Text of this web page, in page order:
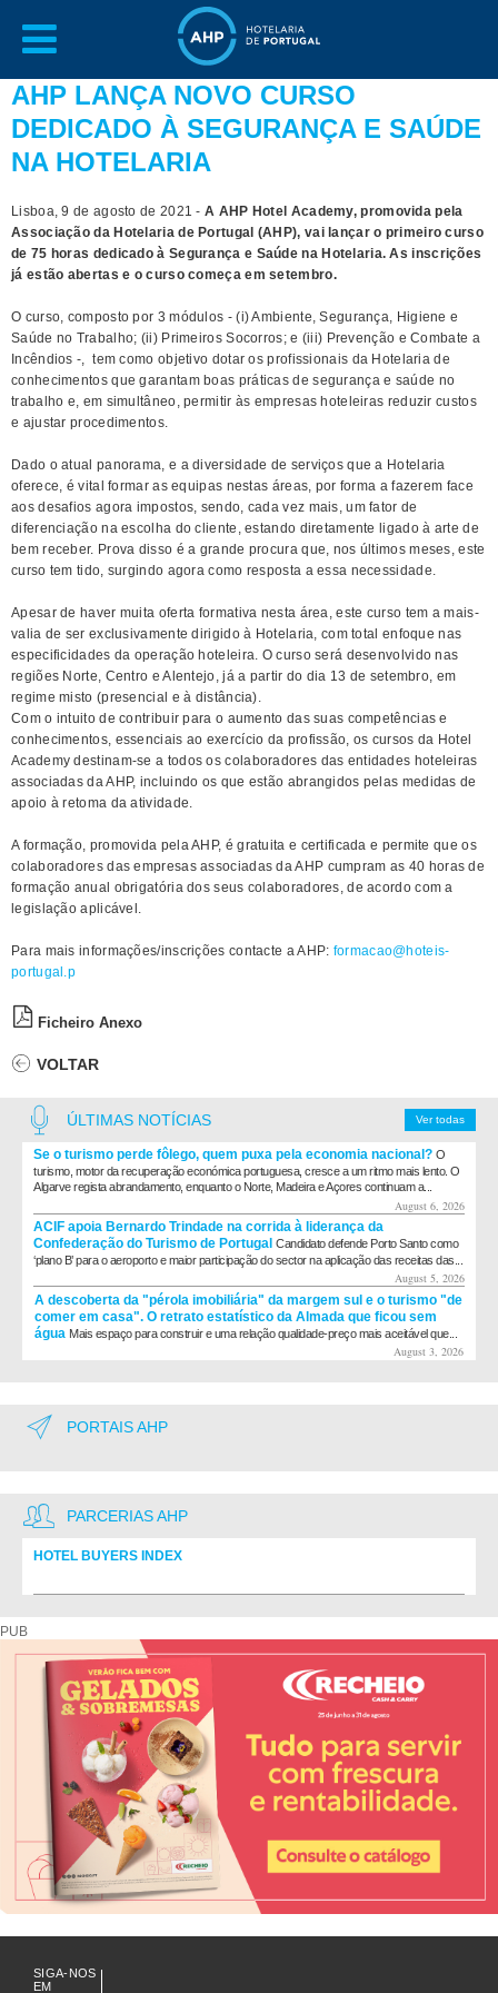
AHP LANÇA NOVO CURSO
DEDICADO À SEGURANÇA E SAÚDE
NA HOTELARIA
Lisboa, 9 de agosto de 2021 - A AHP Hotel Academy, promovida pela
Associação da Hotelaria de Portugal (AHP), vai lançar o primeiro curso
de 75 horas dedicado à Segurança e Saúde na Hotelaria. As inscrições
já estão abertas e o curso começa em setembro.
O curso, composto por 3 módulos - (i) Ambiente, Segurança, Higiene e
Saúde no Trabalho; (ii) Primeiros Socorros; e (iii) Prevenção e Combate a
Incêndios -, tem como objetivo dotar os profissionais da Hotelaria de
conhecimentos que garantam boas práticas de segurança e saúde no
trabalho e, em simultâneo, permitir às empresas hoteleiras reduzir custos
e ajustar procedimentos.
Dado o atual panorama, e a diversidade de serviços que a Hotelaria
oferece, é vital formar as equipas nestas áreas, por forma a fazerem face
aos desafios agora impostos, sendo, cada vez mais, um fator de
diferenciação na escolha do cliente, estando diretamente ligado à arte de
bem receber. Prova disso é a grande procura que, nos últimos meses, este
curso tem tido, surgindo agora como resposta a essa necessidade.
Apesar de haver muita oferta formativa nesta área, este curso tem a mais-
valia de ser exclusivamente dirigido à Hotelaria, com total enfoque nas
especificidades da operação hoteleira. O curso será desenvolvido nas
regiões Norte, Centro e Alentejo, já a partir do dia 13 de setembro, em
regime misto (presencial e à distância).
Com o intuito de contribuir para o aumento das suas competências e
conhecimentos, essenciais ao exercício da profissão, os cursos da Hotel
Academy destinam-se a todos os colaboradores das entidades hoteleiras
associadas da AHP, incluindo os que estão abrangidos pelas medidas de
apoio à retoma da atividade.
A formação, promovida pela AHP, é gratuita e certificada e permite que os
colaboradores das empresas associadas da AHP cumpram as 40 horas de
formação anual obrigatória dos seus colaboradores, de acordo com a
legislação aplicável.
Para mais informações/inscrições contacte a AHP: formacao@hoteis-
portugal.p
Ficheiro Anexo
VOLTAR
Ver todas
ÚLTIMAS NOTÍCIAS
Se o turismo perde fôlego, quem puxa pela economia nacional? O
turismo, motor da recuperação económica portuguesa, cresce a um ritmo mais lento. O
Algarve regista abrandamento, enquanto o Norte, Madeira e Açores continuam a...
August 6, 2026
ACIF apoia Bernardo Trindade na corrida à liderança da
Confederação do Turismo de Portugal Candidato defende Porto Santo como
‘plano B’ para o aeroporto e maior participação do sector na aplicação das receitas das...
August 5, 2026
A descoberta da "pérola imobiliária" da margem sul e o turismo "de
comer em casa". O retrato estatístico da Almada que ficou sem
água Mais espaço para construir e uma relação qualidade-preço mais aceitável que...
August 3, 2026
PORTAIS AHP
PARCERIAS AHP
HOTEL BUYERS INDEX
PUB
SIGA-NOS
EM